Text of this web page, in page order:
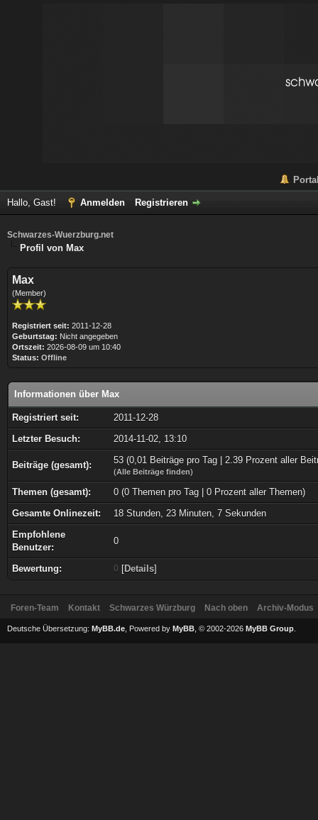
Hallo, Gast! Anmelden Registrieren
Schwarzes-Wuerzburg.net
Profil von Max
Max
(Member)
Registriert seit: 2011-12-28
Geburtstag: Nicht angegeben
Ortszeit: 2026-08-09 um 10:40
Status: Offline
Informationen über Max
Registriert seit:
2011-12-28
Letzter Besuch:
2014-11-02, 13:10
Beiträge (gesamt): 53 (0,01 Beiträge pro Tag | 2.39 Prozent aller
(Alle Beiträge finden)
Themen (gesamt):
0 (0 Themen pro Tag | 0 Prozent aller Themen)
Gesamte Onlinezeit:
18 Stunden, 23 Minuten, 7 Sekunden
Empfohlene
Benutzer:
0
Bewertung: 0 [Details]
Foren-Team Kontakt Schwarzes Würzburg Nach oben Archiv-Modus
Deutsche Übersetzung: MyBB.de , Powered by MyBB , © 2002-2026 MyBB Group